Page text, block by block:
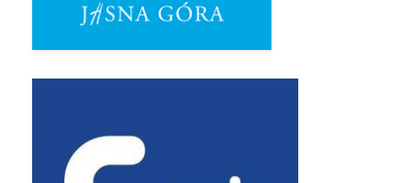
Uroczystość Św. Jakuba Ap 2019
Boże Ciało – 20 czerwca 2019
Pierwsza Komunia Święta 2019
Wigilia Paschalna 2019